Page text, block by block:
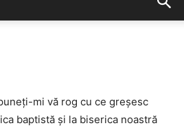
mi vă rog cu ce greşesc
baptistă şi la biserica noastră